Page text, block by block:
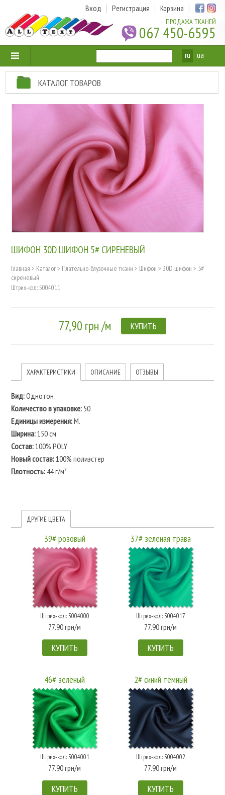
ПРОДАЖА ТКАНЕЙ
067 450-6595
Вход Регистрация Корзина
ru ua
КАТАЛОГ ТОВАРОВ
ШИФОН 30D ШИФОН 5# СИРЕНЕВЫЙ
Главная > Каталог> Плательно-блузочные ткани > Шифон > 30D шифон > 5#
сиреневый
Штрих-код: 5004011
77,90 грн /м КУПИТЬ
ХАРАКТЕРИСТИКИ ОПИСАНИЕ ОТЗЫВЫ
Вид:Однотон
Количество в упаковке:50
Единицы измерения:М.
Ширина:150 см
Состав:100% POLY
Новый состав:100% полиэстер
Плотность:44 г/м²
ДРУГИЕ ЦВЕТА
39# розовый
Штрих-код: 5004000
77.90 грн/м
КУПИТЬ
37# зелёная трава
Штрих-код: 5004017
77.90 грн/м
КУПИТЬ
46# зелёный
Штрих-код: 5004001
77.90 грн/м
КУПИТЬ
2# синий тёмный
Штрих-код: 5004002
77.90 грн/м
КУПИТЬ